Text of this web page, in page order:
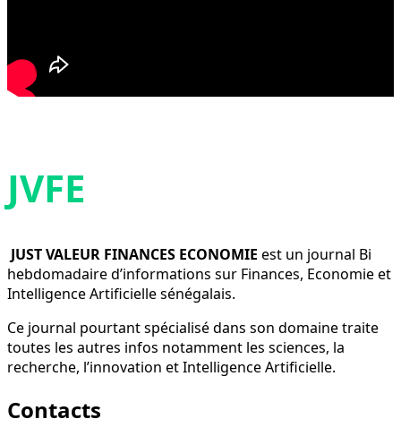
JVFE
JUST VALEUR FINANCES ECONOMIE est un journal Bi
hebdomadaire d’informations sur Finances, Economie et
Intelligence Artificielle sénégalais.
Ce journal pourtant spécialisé dans son domaine traite
toutes les autres infos notamment les sciences, la
recherche, l’innovation et Intelligence Artificielle.
Contacts